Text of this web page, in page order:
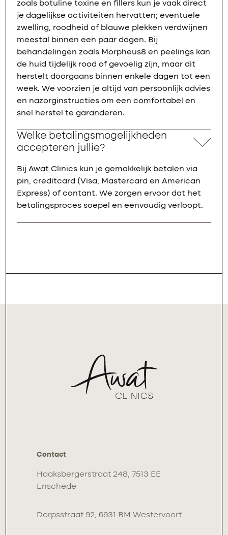
zoals botuline toxine en fillers kun je vaak direct
je dagelijkse activiteiten hervatten; eventuele
zwelling, roodheid of blauwe plekken verdwijnen
meestal binnen een paar dagen. Bij
behandelingen zoals Morpheus8 en peelings kan
de huid tijdelijk rood of gevoelig zijn, maar dit
herstelt doorgaans binnen enkele dagen tot een
week. We voorzien je altijd van persoonlijk advies
en nazorginstructies om een comfortabel en
snel herstel te garanderen.
Welke betalingsmogelijkheden
accepteren jullie?
Bij Awat Clinics kun je gemakkelijk betalen via
pin, creditcard (Visa, Mastercard en American
Express) of contant. We zorgen ervoor dat het
betalingsproces soepel en eenvoudig verloopt.
Contact
Haaksbergerstraat 248, 7513 EE
Enschede
Dorpsstraat 92, 6931 BM Westervoort